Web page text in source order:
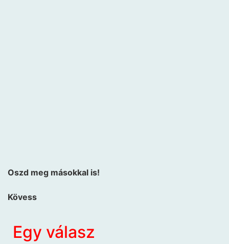
Oszd meg másokkal is!
Kövess
Egy válasz